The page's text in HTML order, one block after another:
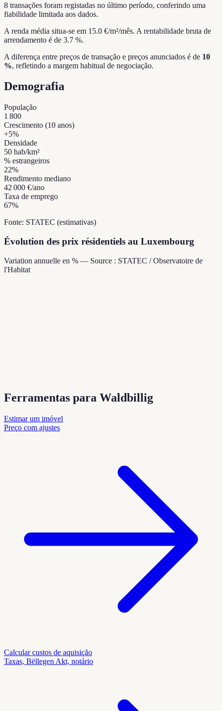
8 transações foram registadas no último período, conferindo uma
fiabilidade limitada aos dados.
A renda média situa-se em 15.0 €/m²/mês. A rentabilidade bruta de
arrendamento é de 3.7 %.
A diferença entre preços de transação e preços anunciados é de 10
%, refletindo a margem habitual de negociação.
Demografia
População
1 800
Crescimento (10 anos)
+5%
Densidade
50 hab/km²
% estrangeiros
22%
Rendimento mediano
42 000 €/ano
Taxa de emprego
67%
Fonte: STATEC (estimativas)
Évolution des prix résidentiels au Luxembourg
Variation annuelle en % — Source : STATEC / Observatoire de
l'Habitat
Ferramentas para Waldbillig
Estimar um imóvel
Preço com ajustes
Calcular custos de aquisição
Taxas, Bëllegen Akt, notário